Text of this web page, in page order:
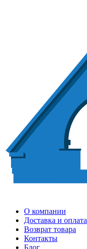
О компании
Доставка и оплата
Возврат товара
Контакты
Блог